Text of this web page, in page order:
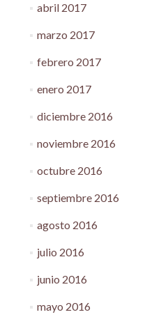
abril 2017
marzo 2017
febrero 2017
enero 2017
diciembre 2016
noviembre 2016
octubre 2016
septiembre 2016
agosto 2016
julio 2016
junio 2016
mayo 2016